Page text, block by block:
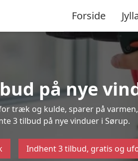
Forside
på nye
træk og kulde, sparer på
3 tilbud på nye vinduer i Sørup.
Indhent 3 tilbud, gratis og